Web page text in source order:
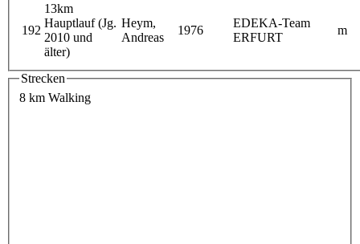
192
13km
Hauptlauf (Jg.
2010 und
älter)
Heym,
Andreas
1976
EDEKA-Team
ERFURT
m
Strecken
8 km Walking